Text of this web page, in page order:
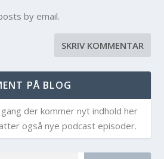
by email.
PÅ BLOG
der kommer nyt indhold her
også nye podcast episoder.